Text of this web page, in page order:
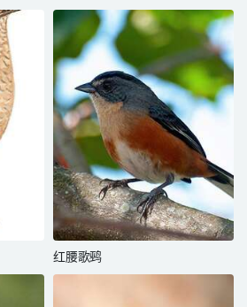
红腰歌鹀